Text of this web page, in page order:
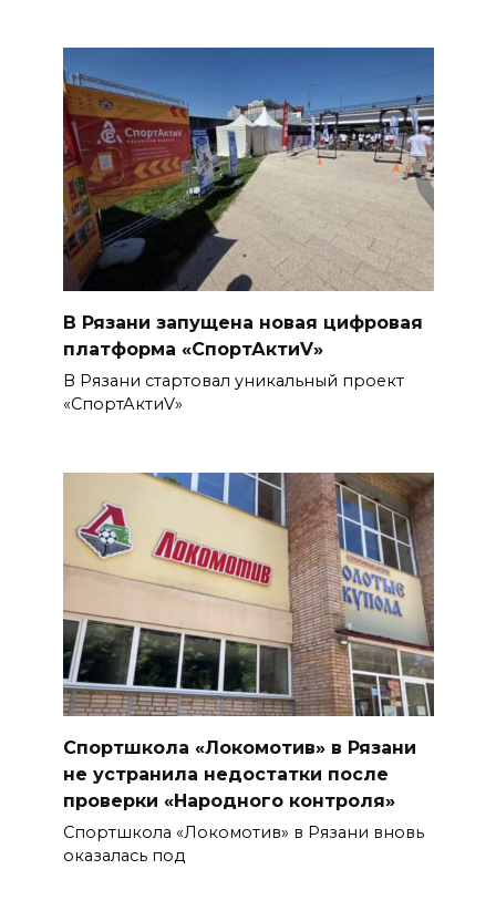
В Рязани запущена новая цифровая
платформа «СпортАктиV»
В Рязани стартовал уникальный проект
«СпортАктиV»
Спортшкола «Локомотив» в Рязани
не устранила недостатки после
проверки «Народного контроля»
Спортшкола «Локомотив» в Рязани вновь
оказалась под